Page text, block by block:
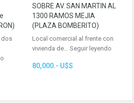
dos
SOBRE AV. SAN MARTIN AL
1300 RAMOS MEJIA
(PLAZA BOMBERITO)
Local comercial al frente con
vivienda de… Seguir leyendo
80,000.- U$S